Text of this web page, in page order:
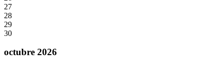
27
28
29
30
octubre 2026